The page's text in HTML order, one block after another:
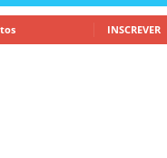
INSCREVER